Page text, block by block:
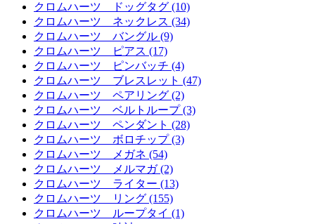
クロムハーツ ドッグタグ (10)
クロムハーツ ネックレス (34)
クロムハーツ バングル (9)
クロムハーツ ピアス (17)
クロムハーツ ピンバッチ (4)
クロムハーツ ブレスレット (47)
クロムハーツ ペアリング (2)
クロムハーツ ベルトループ (3)
クロムハーツ ペンダント (28)
クロムハーツ ボロチップ (3)
クロムハーツ メガネ (54)
クロムハーツ メルマガ (2)
クロムハーツ ライター (13)
クロムハーツ リング (155)
クロムハーツ ループタイ (1)